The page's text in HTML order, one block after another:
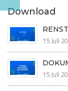
Download
15 Juli
15 Juli